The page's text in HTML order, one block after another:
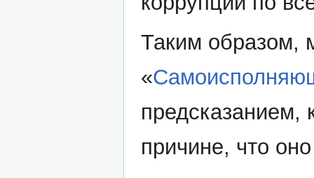
Таким образом,
«
предсказанием,
причине, что